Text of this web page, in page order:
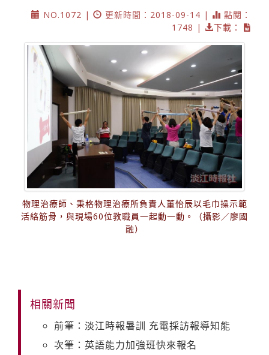
NO.1072 |
更新時間：2018-09-14 |
點閱：
1748 |
下載：
物理治療師、秉格物理治療所負責人董怡辰以毛巾操示範
活絡筋骨，與現場60位教職員一起動一動。（攝影／廖國
融）
相關新聞
前筆：淡江時報暑訓 充電採訪報導知能
次筆：英語能力加強班快來報名